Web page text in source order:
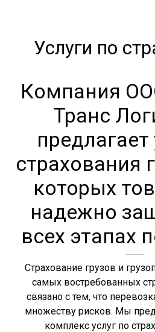
Услуги по
Компания
Транс
страхования
которых
надежно
всех этапах
Страхование грузов и
самых востребованных
связано с тем, что
множеству рисков. Мы
комплекс услуг по